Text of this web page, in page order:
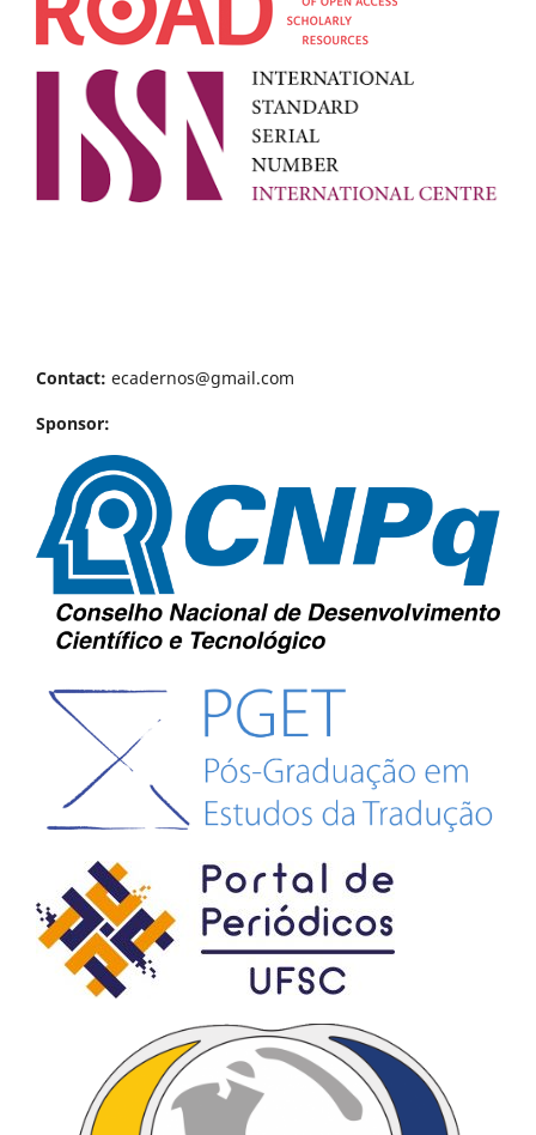
Contact: ecadernos@gmail.com
Sponsor: